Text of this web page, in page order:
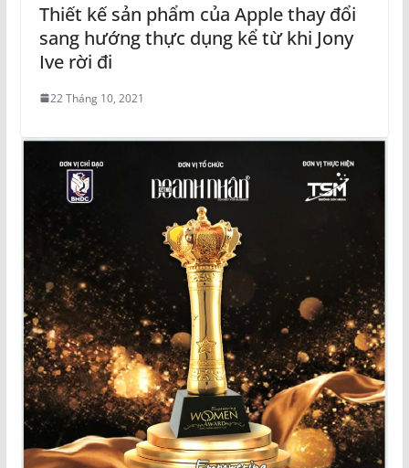
Thiết kế sản phẩm của Apple thay đổi
sang hướng thực dụng kể từ khi Jony
Ive rời đi
22 Tháng 10, 2021